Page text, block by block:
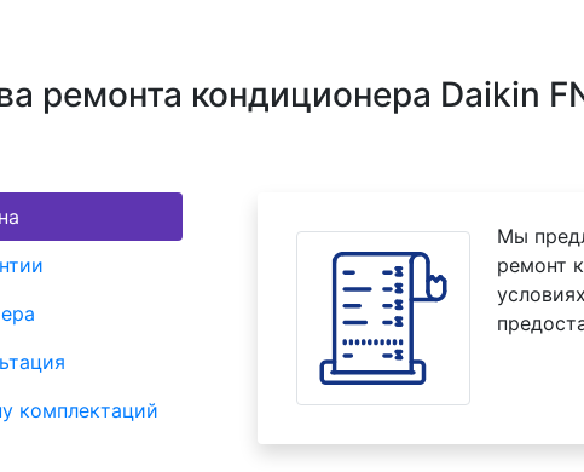
ремонта кондиционера Daikin
комплектаций
Мы
ремонт